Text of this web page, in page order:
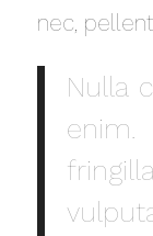
nec,
Nulla